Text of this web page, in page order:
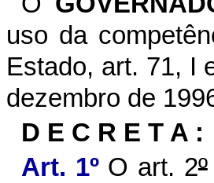
uso da
Estado, art. 71, I
dezembro de
D E C R E T A :
Art. 1ºO art. 2º